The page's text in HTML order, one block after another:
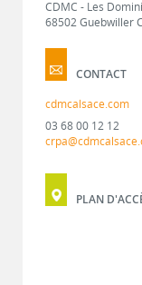
CDMC - Les
68502 Guebwiller
CONTACT
cdmcalsace.com
03 68 00 12 12
PLAN